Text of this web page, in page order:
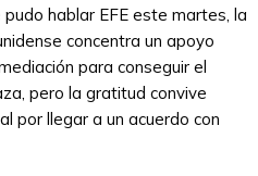
hablar EFE este martes, la
concentra un apoyo
para conseguir el
pero la gratitud convive
por llegar a un acuerdo con